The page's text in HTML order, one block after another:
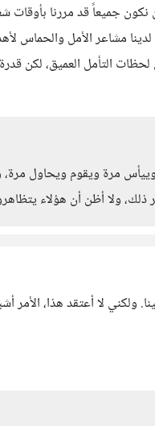
جميعاً قد مررنا بأوقات
مشاعر الأمل والحماس
التأمل العميق، لكن
مرة ويقوم ويحاول
ولا أظن أن هؤلاء
ولكني لا أعتقد هذا،